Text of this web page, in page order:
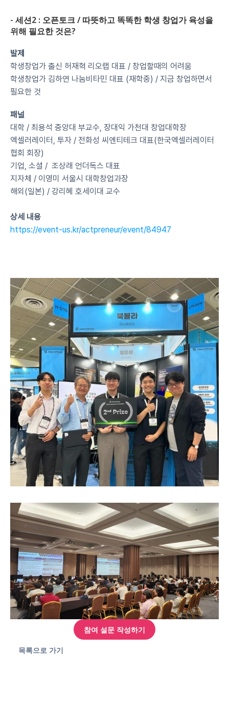
- 세션2 : 오픈토크 / 따뜻하고 똑똑한 학생 창업가 육성을
위해 필요한 것은?
발제
학생창업가 출신 허재혁 리오랩 대표 / 창업할때의 어려움
학생창업가 김하연 나눔비타민 대표 (재학중) / 지금 창업하면서
필요한 것
패널
대학 / 최용석 중앙대 부교수, 장대익 가천대 창업대학장
엑셀러레이터, 투자 / 전화성 씨엔티테크 대표(한국엑셀러레이터
협회 회장)
기업, 소셜 /  조상래 언더독스 대표
지자체 / 이영미 서울시 대학창업과장
해외(일본) / 강리혜 호세이대 교수
상세 내용
https://event-us.kr/actpreneur/event/84947
참여 설문 작성하기
목록으로 가기